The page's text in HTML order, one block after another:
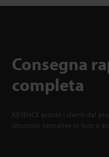
Consegna
completa
KEYENCE assiste i clienti dal
istruzioni operative in loco e